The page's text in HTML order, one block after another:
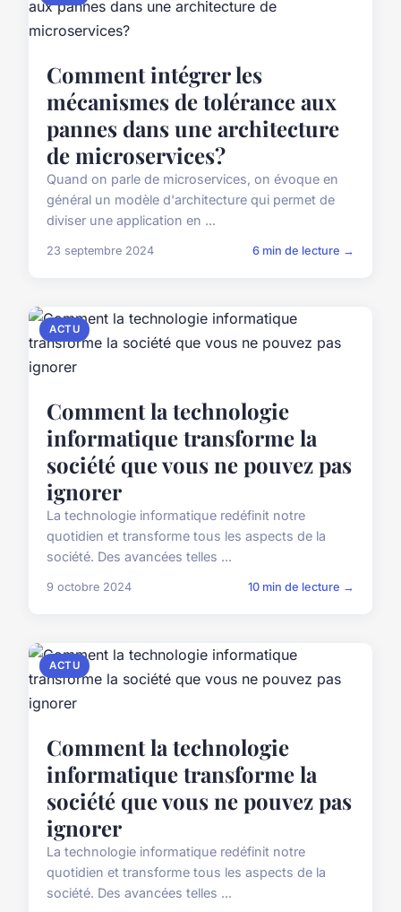
Comment intégrer les
mécanismes de tolérance aux
pannes dans une architecture
de microservices?
Quand on parle de microservices, on évoque en
général un modèle d'architecture qui permet de
diviser une application en ...
23 septembre 2024 6 min de lecture →
ACTU
Comment la technologie
informatique transforme la
société que vous ne pouvez pas
ignorer
La technologie informatique redéfinit notre
quotidien et transforme tous les aspects de la
société. Des avancées telles ...
9 octobre 2024 10 min de lecture →
ACTU
Comment la technologie
informatique transforme la
société que vous ne pouvez pas
ignorer
La technologie informatique redéfinit notre
quotidien et transforme tous les aspects de la
société. Des avancées telles ...